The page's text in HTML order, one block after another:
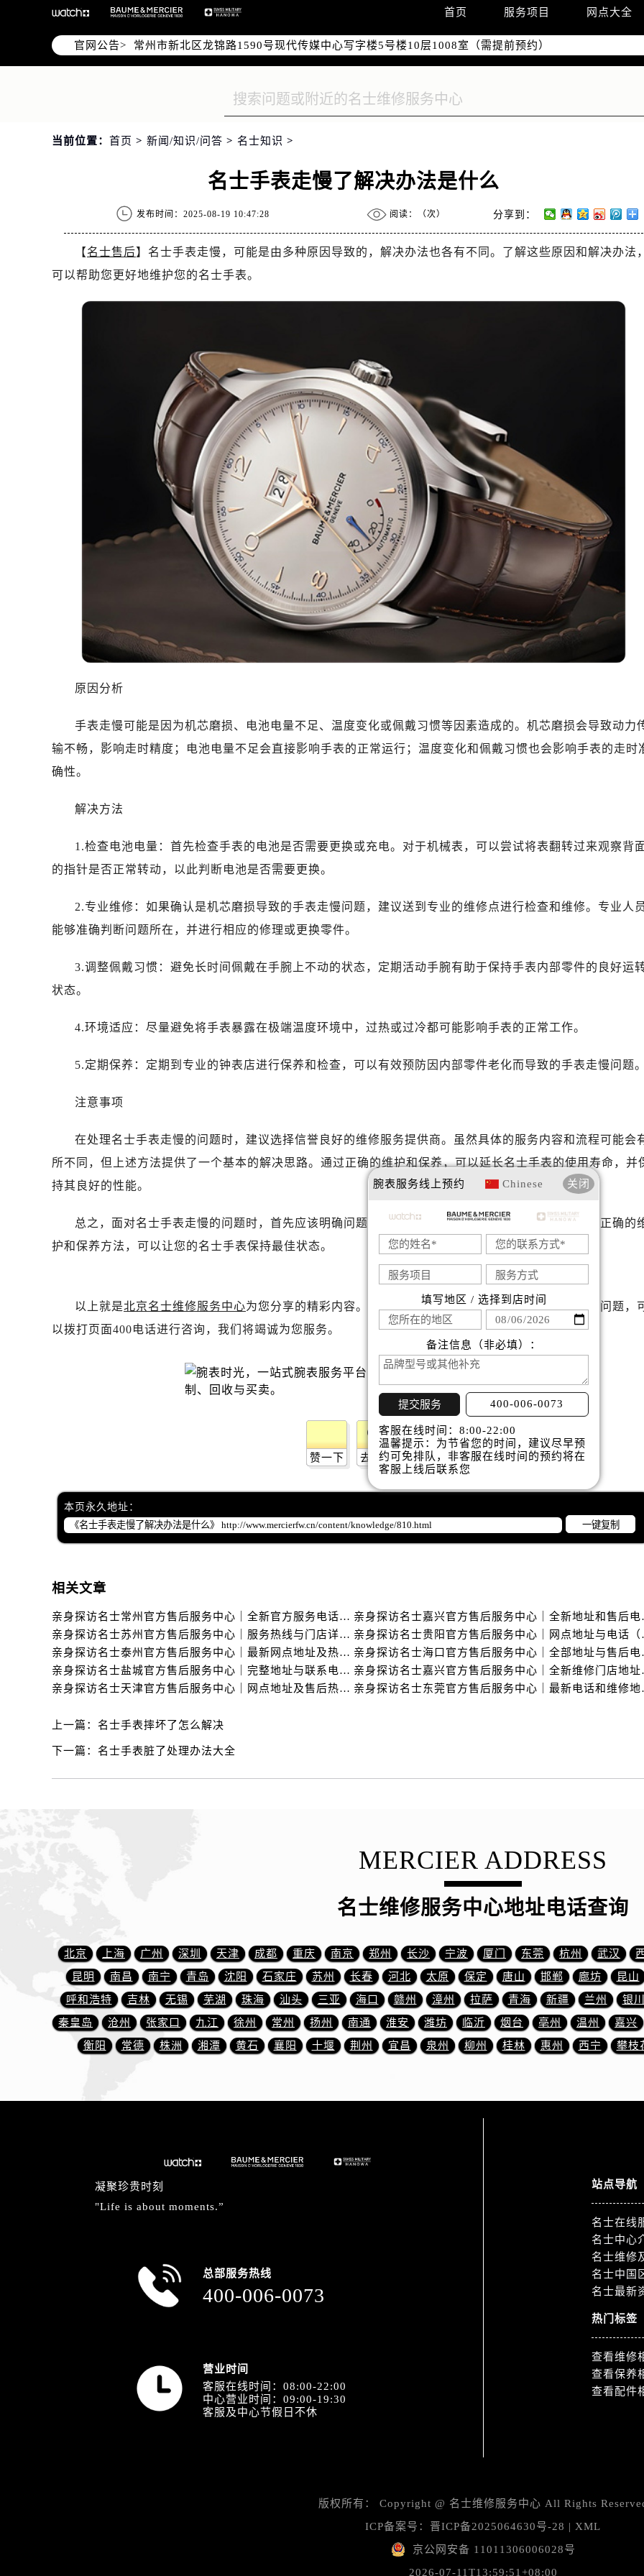
首页 服务项目 网点大全
官网公告>
上海市黄浦区南京东路299号宏伊国际广场写字楼8层806室（需提前预约）
常州市新北区龙锦路1590号现代传媒中心写字楼5号楼10层1008室（需提前预约）
徐州市鼓楼区淮海东路29号苏宁广场IFC国际金融中心写字楼35层3508室（需提前预约）
盐城市盐都区世纪大道5号盐城金融城写字楼1号楼16层1604室（需提前预约）
宁波市江北区大闸南路500号来福士广场办公楼20层2009室（需提前预约）
金华市金东区东市南街777号金华万达广场写字楼4号楼22层2209室（需提前预约）
绍兴市越城区胜利东路379号世茂天际中心写字楼8层805室（需提前预约）
南昌市红谷滩新区红谷中大道998号绿地双子塔（中央广场）A1座办公楼14层07室（需提前预约）
济南市历下区经十路11111号华润中心写字楼（万象城）15层1508室（需提前预约）
厦门市思明区湖滨东路95号华润大厦写字楼B座11层1104室（需提前预约）
福州市鼓楼区五四路128-1号恒力城写字楼15层03室（需提前预约）
成都市锦江区人民东路6号SAC东原中心写字楼24层2406B室（需提前预约）
重庆市江北区观音桥步行街2号融恒时代广场写字楼9层902室（需提前预约）
长沙市芙蓉区定王台街道建湘路393号世茂环球金融中心写字楼（芙蓉广场）10层13室（需提前预约
郑州市二七区铭功路10号华润大厦写字楼29层2905室（需提前预约）
太原市迎泽区解放路15号亨得利名表服务中心（品牌授权店）3层整层（需提前预约）
沈阳市沈河区中街路137号亨得利名表服务中心（品牌授权店）1层整层（需提前预约）
沈阳市沈河区中街路83号亨得利名表服务中心（品牌授权店）1层整层（需提前预约）
乌鲁木齐市天山区红山路26号时代广场（CCMALL）C座17层17-B（需提前预约）
温州市鹿城区锦绣路1067号置信广场10层1015室（需提前预约）
哈尔滨市道里区友谊西路600号富力中心T2座写字楼29层03室（需提前预约）
大连市中山区人民路15号国际金融大厦7层G室（需提前预约）
佛山市禅城区季华五路57号万科金融中心C座12层1205室（需提前预约）
东莞市东城街道鸿福东路1号民盈国贸中心T1写字楼9层907室（需提前预约）
武汉市江汉区解放大道686号世界贸易大厦38层09室（需提前预约）
南宁市青秀区金湖路59号地王大厦12楼1224室（需提前预约）
长春市朝阳区西安大路727号中银大厦A座(旺进大厦)18层09室（需提前预约）
贵阳市南明区都司高架桥路33号亨特国际金融中心14楼14D（需提前预约）
石家庄市长安区中山东路39号勒泰中心写字楼B座13层07室（需提前预约）
西安市碑林区南关正街88号华侨城长安国际中心E座6楼10室（需提前预约）
唐山市路南区新华东道100号万达广场写字楼A座10层1002室（需提前预约）
甘肃省兰州市七里河区西津西路16号兰州中心写字楼21层2102室（需提前预约）
黑龙江省大庆市萨尔图区会战大街名士售后服务中心（需提前预约）
黑龙江省鸡西市鸡冠区红军路名士售后服务中心（需提前预约）
黑龙江省牡丹江市东安区太平路名士售后服务中心（需提前预约）
黑龙江省七台河市桃山区大同街名士售后服务中心（需提前预约）
黑龙江省齐齐哈尔市龙沙区龙华路名士售后服务中心（需提前预约）
黑龙江省双鸭山市尖山区新兴大街名士售后服务中心（需提前预约）
黑龙江省绥化市北林区新华街与康庄路交叉口名士售后服务中心（需提前预约）
黑龙江省伊春市伊美区通河路名士售后服务中心（需提前预约）
吉林省白城市洮北区明仁南街名士售后服务中心（需提前预约）
吉林省白山市浑江区浑江大街名士售后服务中心（需提前预约）
吉林省吉林市船营区河南街名士售后服务中心（需提前预约）
吉林省辽源市龙山区人民大街名士售后服务中心（需提前预约）
吉林省梅河口市新华街道梅河大街名士售后服务中心（需提前预约）
吉林省四平市铁东区紫气大路与南九经街交汇处名士售后服务中心（需提前预约）
吉林省松原市宁江区五环大街名士售后服务中心（需提前预约）
吉林省通化市东昌区环通乡江南大街名士售后服务中心（需提前预约）
吉林省延边市延吉市解放路名士售后服务中心（需提前预约）
辽宁省鞍山市铁东区站前街名士售后服务中心（需提前预约）
辽宁省本溪市平山区胜利路名士售后服务中心（需提前预约）
辽宁省丹东市振兴区七经街名士售后服务中心（需提前预约）
辽宁省锦州市古塔区中央大街名士售后服务中心（需提前预约）
辽宁省辽阳市白塔区新运大街名士售后服务中心（需提前预约）
辽宁省盘锦市兴隆台区石油大街名士售后服务中心（需提前预约）
辽宁省铁岭市银州区南马路名士售后服务中心（需提前预约）
辽宁省营口市站前区市府路与渤海大街交叉口名士售后服务中心（需提前预约）
北京市朝阳区建国门外大街甲6号华熙国际中心D座11层1102室名士售后服务中心（需提前预约）
北京市东城区东长安街1号王府井东方广场W3座6层602室名士售后服务中心（需提前预约）
内蒙古自治区包头市青山区幸福路甲3号王府井百货名表维修名士售后服务中心（需提前预约）
内蒙古自治区鄂尔多斯市东胜区伊金霍洛街名士售后服务中心（需提前预约）
内蒙古自治区呼伦贝尔市海拉尔区中央街名士售后服务中心（需提前预约）
内蒙古自治区乌海市海勃湾区人民南路名士售后服务中心（需提前预约）
内蒙古自治区乌兰察布市集宁区恩和大街名士售后服务中心（需提前预约）
内蒙古自治区锡林郭勒盟市锡林浩特市光明街与额尔敦路交叉口名士售后服务中心（需提前预约）
内蒙古自治区兴安盟市乌兰浩特市兴安大街名士售后服务中心（需提前预约）
山西省大同市平城区迎宾街名士售后服务中心（需提前预约）
山西省晋城市城区黄华街名士售后服务中心（需提前预约）
山西省吕梁市离石区永宁中路与建设街交叉口名士售后服务中心（需提前预约）
山西省忻州市忻府区和平东街与七一南路交叉口名士售后服务中心（需提前预约）
山西省阳泉市郊区平阳东街与新城大道交叉口名士售后服务中心（需提前预约）
山西省太原市迎泽区迎泽街道解放路15号亨得利名表维修授权店3楼名士售后服务中心（需提前预约
天津市和平区赤峰道136号天津国际金融中心26层2603室名士售后服务中心（需提前预约）
安徽省安庆市迎江区人民路名士售后服务中心（需提前预约）
安徽省蚌埠市蚌山区淮河路名士售后服务中心（需提前预约）
安徽省阜阳市颍州区颍州北路名士售后服务中心（需提前预约）
安徽省淮北市相山区淮海路名士售后服务中心（需提前预约）
安徽省淮南市田家庵区国庆中路名士售后服务中心（需提前预约）
安徽省宿州市埇桥区人民中路名士售后服务中心（需提前预约）
安徽省铜陵市铜官区石城大道名士售后服务中心（需提前预约）
安徽省芜湖市镜湖区中山路步行街名士售后服务中心（需提前预约）
当前位置： 首页 > 新闻/知识/问答 > 名士知识 >
名士手表走慢了解决办法是什么
发布时间：2025-08-19 10:47:28 阅读：（次） 分享到：
【名士售后】名士手表走慢，可能是由多种原因导致的，解决办法也各有不同。了解这些原因和解决办法
可以帮助您更好地维护您的名士手表。
原因分析
手表走慢可能是因为机芯磨损、电池电量不足、温度变化或佩戴习惯等因素造成的。机芯磨损会导致动力
输不畅，影响走时精度；电池电量不足会直接影响手表的正常运行；温度变化和佩戴习惯也会影响手表的走时
确性。
解决方法
1.检查电池电量：首先检查手表的电池是否需要更换或充电。对于机械表，可以尝试将表翻转过来观察背
的指针是否正常转动，以此判断电池是否需要更换。
2.专业维修：如果确认是机芯磨损导致的手表走慢问题，建议送到专业的维修点进行检查和维修。专业人
能够准确判断问题所在，并进行相应的修理或更换零件。
3.调整佩戴习惯：避免长时间佩戴在手腕上不动的状态，定期活动手腕有助于保持手表内部零件的良好运
状态。
4.环境适应：尽量避免将手表暴露在极端温度环境中，过热或过冷都可能影响手表的正常工作。
5.定期保养：定期到专业的钟表店进行保养和检查，可以有效预防因内部零件老化而导致的手表走慢问题
注意事项
在处理名士手表走慢的问题时，建议选择信誉良好的维修服务提供商。虽然具体的服务内容和流程可能会
所不同，但上述方法提供了一个基本的解决思路。通过正确的维护和保养，可以延长名士手表的使用寿命，并
持其良好的性能。
总之，面对名士手表走慢的问题时，首先应该明确问题的具体原因，并采取相应的解决措施。通过正确的
护和保养方法，可以让您的名士手表保持最佳状态。
以上就是北京名士维修服务中心为您分享的精彩内容。如果您还有其他关于名士手表维护和保养的问题，
以拨打页面400电话进行咨询，我们将竭诚为您服务。
赞一下 去提问
本页永久地址：
一键复制
相关文章
亲身探访名士常州官方售后服务中心｜全新官方服务电话与地址（2026年7月最新）
亲身探访
亲身探访名士苏州官方售后服务中心｜服务热线与门店详细地址（2026年7月最新）
亲身探访
亲身探访名士泰州官方售后服务中心｜最新网点地址及热线（2026年7月最新）
亲身探访
亲身探访名士盐城官方售后服务中心｜完整地址与联系电话（2026年7月最新）
亲身探访名
亲身探访名士天津官方售后服务中心｜网点地址及售后热线（2026年7月最新）
亲身探访
上一篇： 名士手表摔坏了怎么解决
下一篇： 名士手表脏了处理办法大全
MERCIER ADDRESS
名士维修服务中心地址电话查询
北京 上海 广州 深圳 天津 成都 重庆 南京 郑州 长沙 宁波 厦门 东莞 杭州 武汉
昆明
南昌 南宁 青岛 沈阳 石家庄 苏州 长春 河北 太原 保定 唐山 邯郸 廊坊
昆山
呼和浩特
吉林 无锡 芜湖 珠海 汕头 三亚 海口 赣州 漳州 拉萨 青海 新疆 兰州
银
秦皇岛
沧州 张家口 九江 徐州 常州 扬州 南通 淮安 潍坊 临沂 烟台 亳州 温州
嘉兴
衡阳
常德 株洲 湘潭 黄石 襄阳 十堰 荆州 宜昌 泉州 柳州 桂林 惠州 西宁 攀枝
凝聚珍贵时刻
"Life is about moments.”
总部服务热线
400-006-0073
营业时间
客服在线时间：08:00-22:00
中心营业时间：09:00-19:30
客服及中心节假日不休
站点导航
名士在线
名士中心
名士维修
名士中国
名士最新
热门标签
查看维修
查看保养
查看配件
版权所有： Copyright @ 名士维修服务中心 All Rights
ICP备案号： 晋ICP备2025064630号-28 | XML
京公网安备 11011306006028号
2026-07-11T13:59:51+08:00
腕表服务线上预约 Chinese 关闭
填写地区 / 选择到店时间
备注信息（非必填）：
提交服务 400-006-0073
客服在线时间：8:00-22:00
温馨提示：为节省您的时间，建议尽早预
约可免排队，非客服在线时间的预约将在
客服上线后联系您